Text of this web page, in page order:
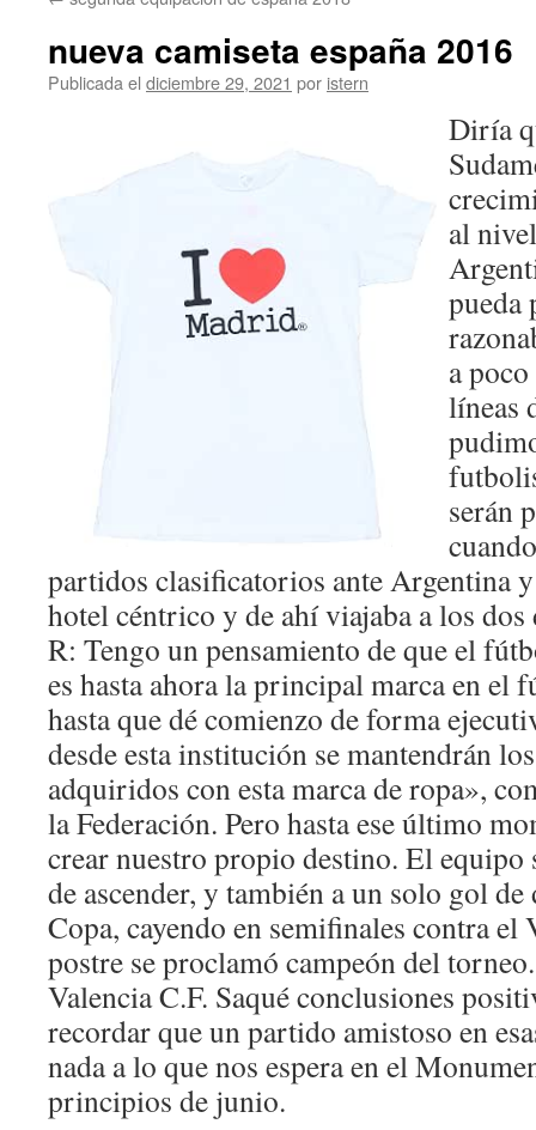
nueva camiseta españa 2016
Publicada el diciembre 29, 2021 por istern
Diría
al
pueda
a
líneas
serán
partidos clasificatorios ante Argentina
hotel céntrico y de ahí viajaba a los dos
R: Tengo un pensamiento de que el
es hasta ahora la principal marca en el
hasta que dé comienzo de forma
desde esta institución se mantendrán
adquiridos con esta marca de ropa»,
la Federación. Pero hasta ese último
crear nuestro propio destino. El equipo
de ascender, y también a un solo gol
Copa, cayendo en semifinales contra el
postre se proclamó campeón del
Valencia C.F. Saqué conclusiones
recordar que un partido amistoso en
nada a lo que nos espera en el
principios de junio.